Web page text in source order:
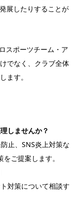
展したりすることが
スポーツチーム・ア
でなく、クラブ全体
ます。
しませんか？
止、SNS炎上対策な
ご提案します。
対策について相談す